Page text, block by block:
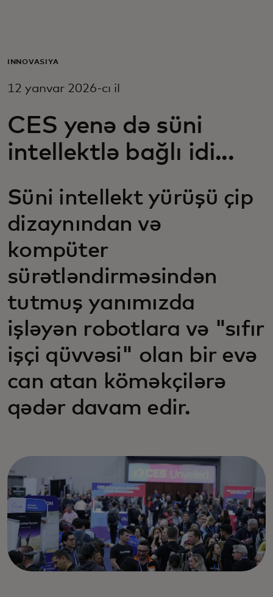
Biznes üçün
Yenilikçilər üçün
İNNOVASIYA
12 yanvar 2026-cı il
CES yenə də süni
intellektlə bağlı idi...
Süni intellekt yürüşü çip
dizaynından və
kompüter
sürətləndirməsindən
tutmuş yanımızda
işləyən robotlara və "sıfır
işçi qüvvəsi" olan bir evə
can atan köməkçilərə
qədər davam edir.